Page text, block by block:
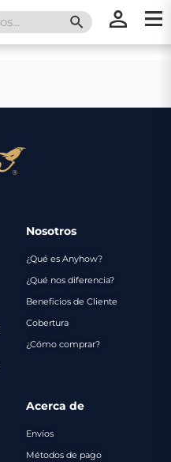
SEARCH
Nosotros
¿Qué es Anyhow?
¿Qué nos diferencia?
Beneficios de Cliente
Cobertura
¿Cómo comprar?
Acerca de
Envíos
Métodos de pago